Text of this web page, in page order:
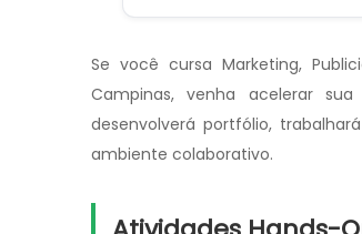
Se você cursa Marketing,
Campinas, venha acelerar
desenvolverá portfólio,
ambiente colaborativo.